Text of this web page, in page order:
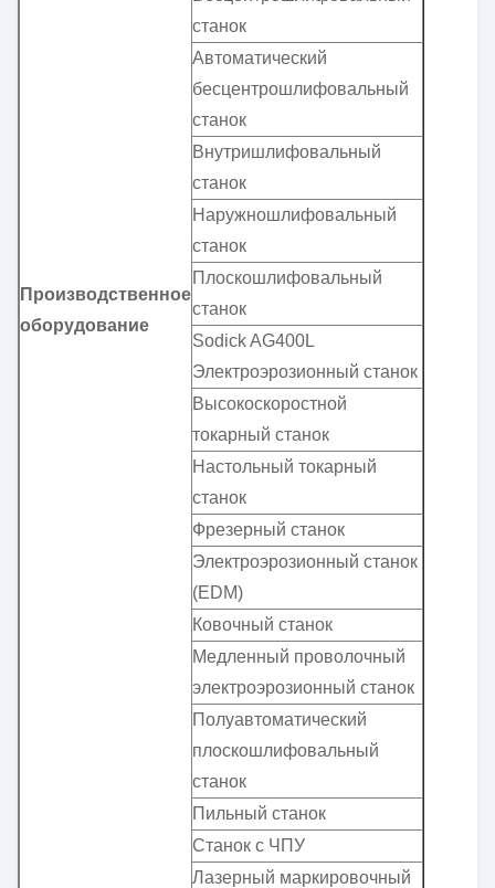
Производственное
оборудование
станок
Автоматический
бесцентрошлифовальный
станок
Внутришлифовальный
станок
Наружношлифовальный
станок
Плоскошлифовальный
станок
Sodick AG400L
Электроэрозионный станок
Высокоскоростной
токарный станок
Настольный токарный
станок
Фрезерный станок
Электроэрозионный станок
(EDM)
Ковочный станок
Медленный проволочный
электроэрозионный станок
Полуавтоматический
плоскошлифовальный
станок
Пильный станок
Станок с ЧПУ
Лазерный маркировочный